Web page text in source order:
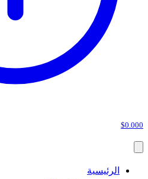
$0.000
الرئيسية